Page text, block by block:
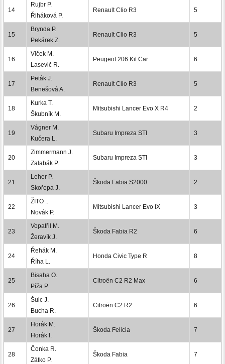
14
Rujbr P.
Řiháková P.
Renault Clio R3 5
15
Brynda P.
Pekárek Z.
Renault Clio R3 5
16
Vlček M.
Lasevič R.
Peugeot 206 Kit Car 6
17
Peták J.
Benešová A.
Renault Clio R3 5
18
Kurka T.
Škubník M.
Mitsubishi Lancer Evo X R4 2
19
Vágner M.
Kučera L.
Subaru Impreza STI 3
20
Zimmermann J.
Zalabák P.
Subaru Impreza STI 3
21
Leher P.
Skořepa J.
Škoda Fabia S2000 2
22
ŽITO ..
Novák P.
Mitsubishi Lancer Evo IX 3
23
Vopatřil M.
Žeravík J.
Škoda Fabia R2 6
24
Řehák M.
Říha L.
Honda Civic Type R 8
25
Bisaha O.
Píža P.
Citroën C2 R2 Max 6
26
Šulc J.
Bucha R.
Citroën C2 R2 6
27
Horák M.
Horák I.
Škoda Felicia 7
28
Čonka R.
Zátko P.
Škoda Fabia 7